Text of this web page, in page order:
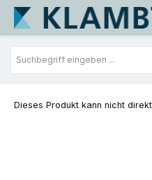
Zum Hauptinhalt springen
Dieses Produkt kann nicht